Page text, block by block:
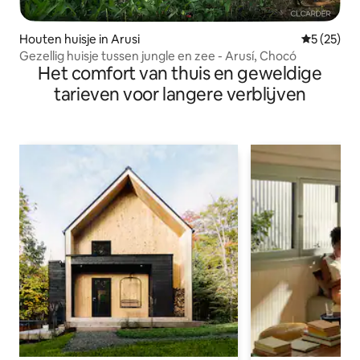
Houten huisje in Arusi
5 (25)
Gezellig huisje tussen jungle en zee - Arusí, Chocó
Het comfort van thuis en geweldige
tarieven voor langere verblijven